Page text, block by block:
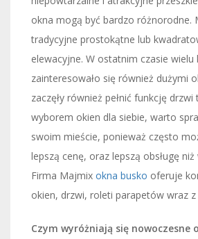
okna mogą być bardzo różnorodne.
tradycyjne prostokątne lub
elewacyjne. W ostatnim czasie wielu
zainteresowało się również dużymi
zaczęły również pełnić funkcję
wyborem okien dla siebie, warto
swoim mieście, ponieważ często
lepszą cenę, oraz lepszą obsługę
Firma Majmix okna busko oferuje
okien, drzwi, roleti parapetów wraz
Czym wyróżniają się nowoczesne